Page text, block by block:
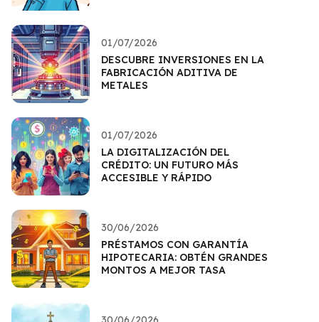
01/07/2026
DESCUBRE INVERSIONES EN LA
FABRICACIÓN ADITIVA DE
METALES
01/07/2026
LA DIGITALIZACIÓN DEL
CRÉDITO: UN FUTURO MÁS
ACCESIBLE Y RÁPIDO
30/06/2026
PRÉSTAMOS CON GARANTÍA
HIPOTECARIA: OBTÉN GRANDES
MONTOS A MEJOR TASA